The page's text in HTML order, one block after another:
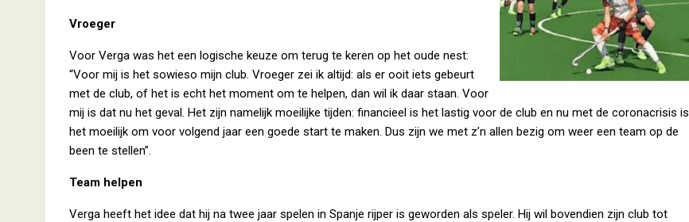
Vroeger
Voor Verga was het een logische keuze om terug te keren op het oude nest:
“Voor mij is het sowieso mijn club. Vroeger zei ik altijd: als er ooit iets gebeurt
met de club, of het is echt het moment om te helpen, dan wil ik daar staan. Voor
mij is dat nu het geval. Het zijn namelijk moeilijke tijden: financieel is het lastig voor de club en nu met de coronacrisis is
het moeilijk om voor volgend jaar een goede start te maken. Dus zijn we met z’n allen bezig om weer een team op de
been te stellen”.
Team helpen
Verga heeft het idee dat hij na twee jaar spelen in Spanje rijper is geworden als speler. Hij wil bovendien zijn club tot